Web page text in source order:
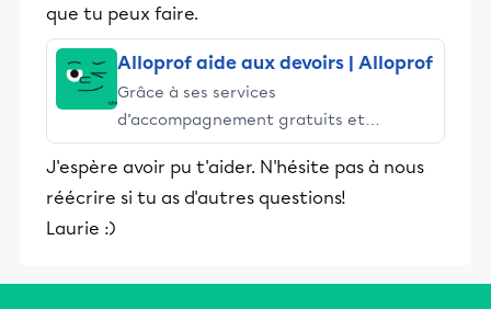
que tu peux faire.
Alloprof aide aux devoirs | Alloprof
Grâce à ses services
d’accompagnement gratuits et
stimulants, Alloprof engage les élèves
et leurs parents dans la réussite
éducative.
J'espère avoir pu t'aider. N'hésite pas à nous
réécrire si tu as d'autres questions!
Laurie :)